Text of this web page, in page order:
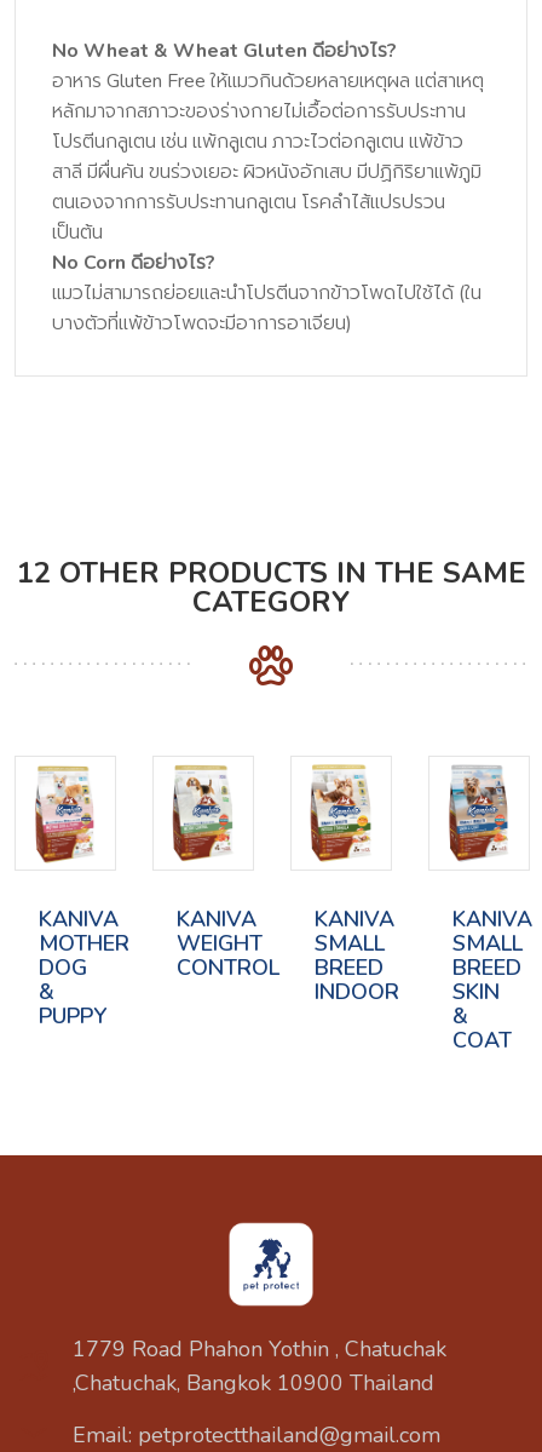
No Wheat & Wheat Gluten ดีอย่างไร?
อาหาร Gluten Free ให้แมวกินด้วยหลายเหตุผล แต่สาเหตุ
หลักมาจากสภาวะของร่างกายไม่เอื้อต่อการรับประทาน
โปรตีนกลูเตน เช่น แพ้กลูเตน ภาวะไวต่อกลูเตน แพ้ข้าว
สาลี มีผื่นคัน ขนร่วงเยอะ ผิวหนังอักเสบ มีปฏิกิริยาแพ้ภูมิ
ตนเองจากการรับประทานกลูเตน โรคลำไส้แปรปรวน
เป็นต้น
No Corn ดีอย่างไร?
แมวไม่สามารถย่อยและนำโปรตีนจากข้าวโพดไปใช้ได้ (ใน
บางตัวที่แพ้ข้าวโพดจะมีอาการอาเจียน)
12 OTHER PRODUCTS IN THE SAME
CATEGORY
KANIVA
MOTHER
DOG
&
PUPPY
KANIVA
WEIGHT
CONTROL
KANIVA
SMALL
BREED
INDOOR
KANIVA
SMALL
BREED
SKIN
&
COAT
1779 Road Phahon Yothin , Chatuchak
,Chatuchak, Bangkok 10900 Thailand
Email: petprotectthailand@gmail.com